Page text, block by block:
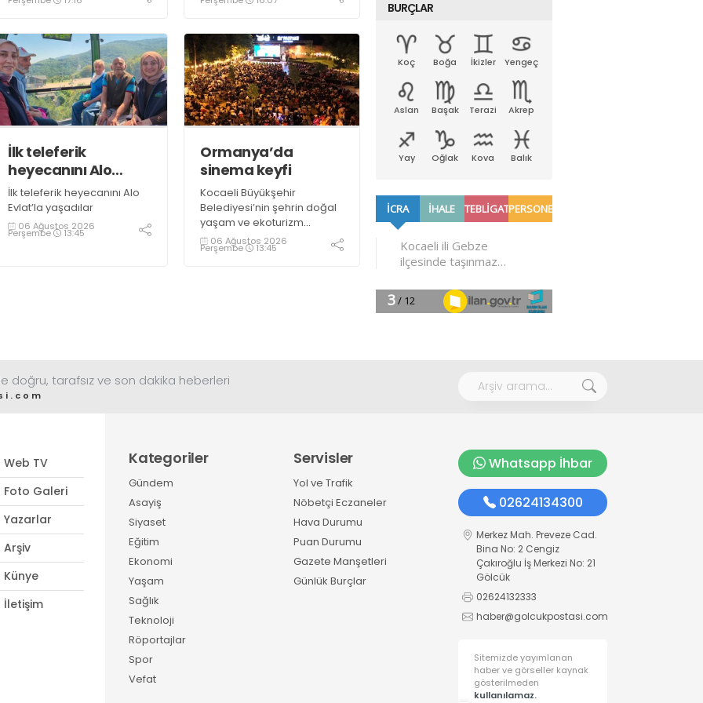
sınavın ardından 4. Akredite
tamamlayacaklarını ifade
ederek açıklamalarda
bulundu. Kocaman,
“Gölcük’te ve Kocaeli
genelinde ses getirecek
projelerimizi tek tek hayata
geçireceğiz” dedi
İlk teleferik
heyecanını Alo
Evlat’la yaşadılar
İlk teleferik heyecanını Alo
Evlat’la yaşadılar
06 Ağustos 2026
Perşembe 13:45
Ormanya’da
sinema keyfi
Kocaeli Büyükşehir
Belediyesi’nin şehrin doğal
yaşam ve ekoturizm
merkezi Ormanya’da
düzenlediği “Gece
06 Ağustos 2026
Perşembe 13:45
BURÇLAR
Koç Boğa İkizler Yengeç
Aslan Başak Terazi Akrep
Yay Oğlak Kova Balık
doğru, tarafsız ve son dakika heberleri
Web TV
Foto Galeri
Yazarlar
Arşiv
Künye
İletişim
Kategoriler
Gündem
Asayiş
Siyaset
Eğitim
Ekonomi
Yaşam
Sağlık
Teknoloji
Röportajlar
Spor
Vefat
Servisler
Yol ve Trafik
Nöbetçi Eczaneler
Hava Durumu
Puan Durumu
Gazete Manşetleri
Günlük Burçlar
Whatsapp İhbar
02624134300
Merkez Mah. Preveze Cad.
Bina No: 2 Cengiz
Çakıroğlu İş Merkezi No: 21
Gölcük
02624132333
haber@golcukpostasi.com
Sitemizde yayımlanan
haber ve görseller kaynak
gösterilmeden
kullanılamaz.